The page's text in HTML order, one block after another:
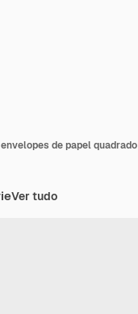
de papel quadrado
Ver tudo